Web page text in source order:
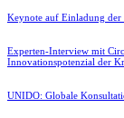
Keynote auf Einladung der
Experten-Interview mit
Innovationspotenzial der
UNIDO: Globale